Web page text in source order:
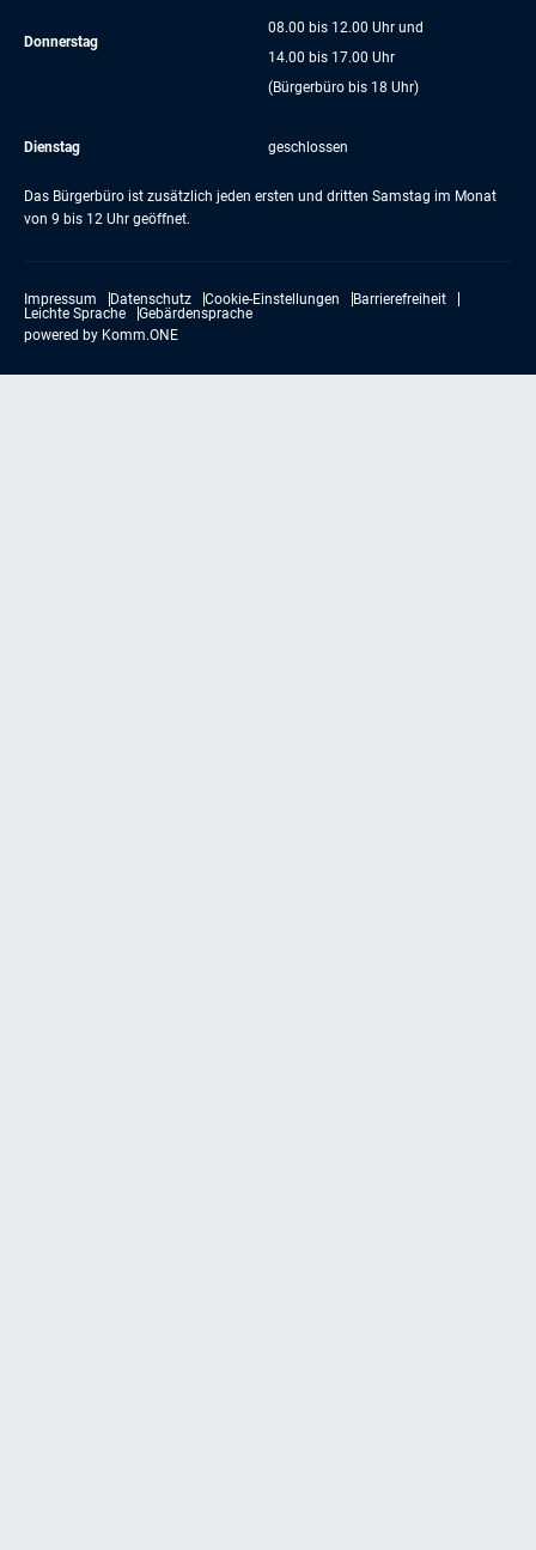
Donnerstag
08.00 bis 12.00 Uhr und
14.00 bis 17.00 Uhr
(Bürgerbüro bis 18 Uhr)
Dienstag geschlossen
Das Bürgerbüro ist zusätzlich jeden ersten und dritten Samstag im Monat
von 9 bis 12 Uhr geöffnet.
Impressum Datenschutz Cookie-Einstellungen
Barrierefreiheit
Leichte Sprache
Gebärdensprache
powered by Komm.ONE